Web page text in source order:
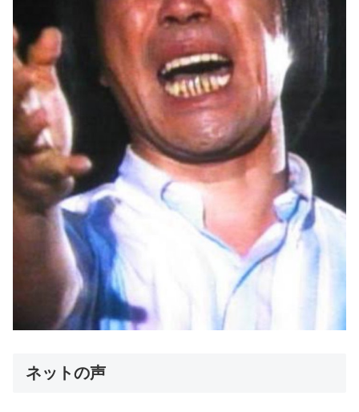
ネットの声